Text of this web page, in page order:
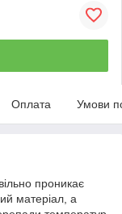
Оплата Умови
проникає
матеріал, а